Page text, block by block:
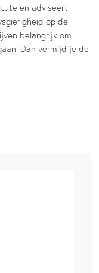
en adviseert
op de
belangrijk om
Dan vermijd je de